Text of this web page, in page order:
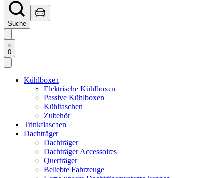
Suche
0
Kühlboxen
Elektrische Kühlboxen
Passive Kühlboxen
Kühltaschen
Zubehör
Trinkflaschen
Dachträger
Dachträger
Dachträger Accessoires
Querträger
Beliebte Fahrzeuge